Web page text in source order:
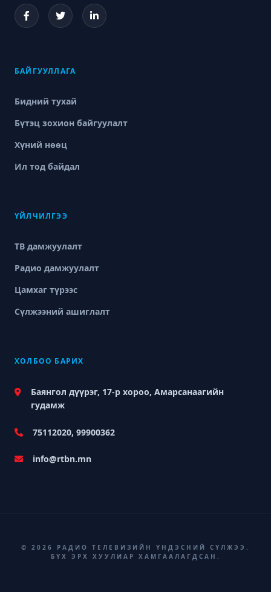
БАЙГУУЛЛАГА
Бидний тухай
Бүтэц зохион байгуулалт
Хүний нөөц
Ил тод байдал
ҮЙЛЧИЛГЭЭ
ТВ дамжуулалт
Радио дамжуулалт
Цамхаг түрээс
Сүлжээний ашиглалт
ХОЛБОО БАРИХ
Баянгол дүүрэг, 17-р хороо, Амарсанаагийн
гудамж
75112020, 99900362
info@rtbn.mn
© 2026 РАДИО ТЕЛЕВИЗИЙН ҮНДЭСНИЙ СҮЛЖЭЭ.
БҮХ ЭРХ ХУУЛИАР ХАМГААЛАГДСАН.